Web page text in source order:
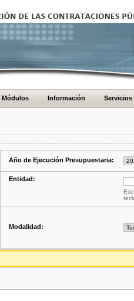
Módulos Información Servicios
Año de Ejecución Presupuestaria:
Entidad:
Modalidad: